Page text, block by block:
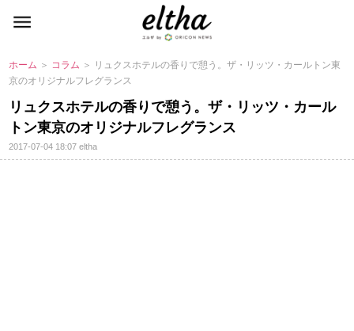
ホーム ＞ コラム ＞ リュクスホテルの香りで憩う。ザ・リッツ・カールトン東
京のオリジナルフレグランス
リュクスホテルの香りで憩う。ザ・リッツ・カール
トン東京のオリジナルフレグランス
2017-07-04 18:07eltha